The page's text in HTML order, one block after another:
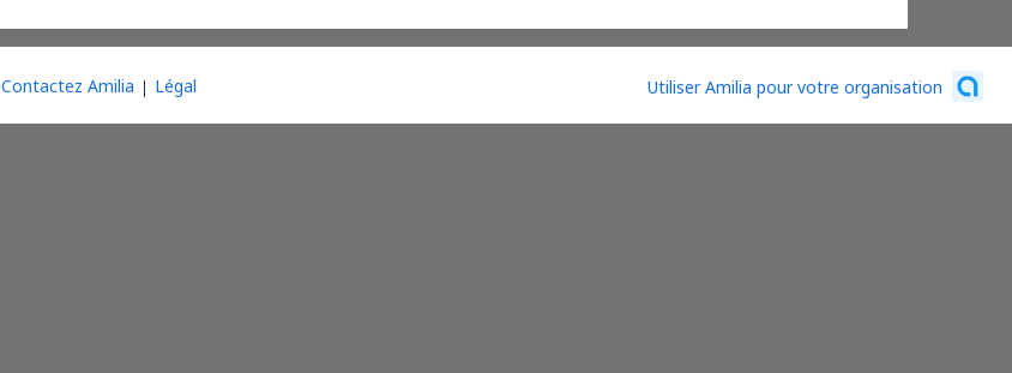
Contactez Amilia Légal Utiliser Amilia pour votre organisation